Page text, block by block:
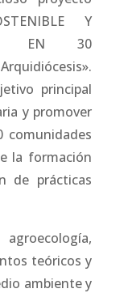
Y
EN 30
principal
y promover
comunidades
la formación
de prácticas
teóricos y
ambiente y